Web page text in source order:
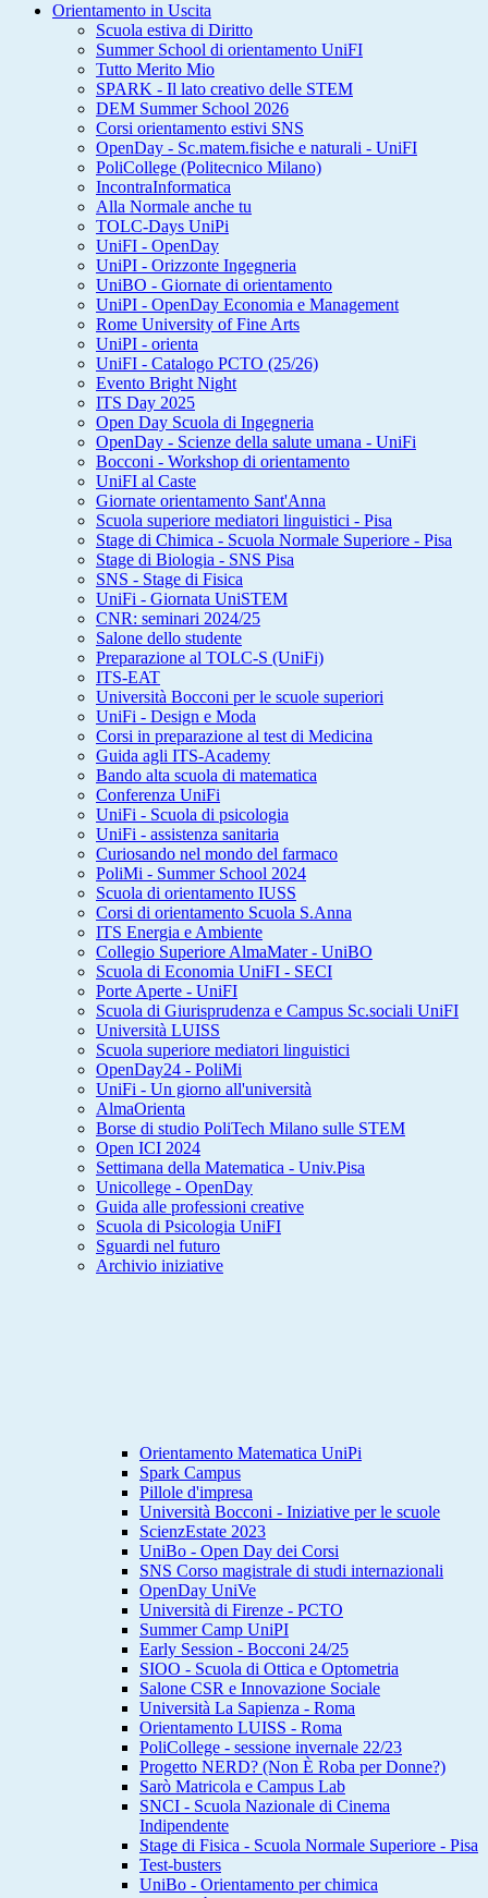
Orientamento in Uscita
Scuola estiva di Diritto
Summer School di orientamento UniFI
Tutto Merito Mio
SPARK - Il lato creativo delle STEM
DEM Summer School 2026
Corsi orientamento estivi SNS
OpenDay - Sc.matem.fisiche e naturali - UniFI
PoliCollege (Politecnico Milano)
IncontraInformatica
Alla Normale anche tu
TOLC-Days UniPi
UniFI - OpenDay
UniPI - Orizzonte Ingegneria
UniBO - Giornate di orientamento
UniPI - OpenDay Economia e Management
Rome University of Fine Arts
UniPI - orienta
UniFI - Catalogo PCTO (25/26)
Evento Bright Night
ITS Day 2025
Open Day Scuola di Ingegneria
OpenDay - Scienze della salute umana - UniFi
Bocconi - Workshop di orientamento
UniFI al Caste
Giornate orientamento Sant'Anna
Scuola superiore mediatori linguistici - Pisa
Stage di Chimica - Scuola Normale Superiore - Pisa
Stage di Biologia - SNS Pisa
SNS - Stage di Fisica
UniFi - Giornata UniSTEM
CNR: seminari 2024/25
Salone dello studente
Preparazione al TOLC-S (UniFi)
ITS-EAT
Università Bocconi per le scuole superiori
UniFi - Design e Moda
Corsi in preparazione al test di Medicina
Guida agli ITS-Academy
Bando alta scuola di matematica
Conferenza UniFi
UniFi - Scuola di psicologia
UniFi - assistenza sanitaria
Curiosando nel mondo del farmaco
PoliMi - Summer School 2024
Scuola di orientamento IUSS
Corsi di orientamento Scuola S.Anna
ITS Energia e Ambiente
Collegio Superiore AlmaMater - UniBO
Scuola di Economia UniFI - SECI
Porte Aperte - UniFI
Scuola di Giurisprudenza e Campus Sc.sociali UniFI
Università LUISS
Scuola superiore mediatori linguistici
OpenDay24 - PoliMi
UniFi - Un giorno all'università
AlmaOrienta
Borse di studio PoliTech Milano sulle STEM
Open ICI 2024
Settimana della Matematica - Univ.Pisa
Unicollege - OpenDay
Guida alle professioni creative
Scuola di Psicologia UniFI
Sguardi nel futuro
Archivio iniziative
Orientamento Matematica UniPi
Spark Campus
Pillole d'impresa
Università Bocconi - Iniziative per le scuole
ScienzEstate 2023
UniBo - Open Day dei Corsi
SNS Corso magistrale di studi internazionali
OpenDay UniVe
Università di Firenze - PCTO
Summer Camp UniPI
Early Session - Bocconi 24/25
SIOO - Scuola di Ottica e Optometria
Salone CSR e Innovazione Sociale
Università La Sapienza - Roma
Orientamento LUISS - Roma
PoliCollege - sessione invernale 22/23
Progetto NERD? (Non È Roba per Donne?)
Sarò Matricola e Campus Lab
SNCI - Scuola Nazionale di Cinema
Indipendente
Stage di Fisica - Scuola Normale Superiore - Pisa
Test-busters
UniBo - Orientamento per chimica